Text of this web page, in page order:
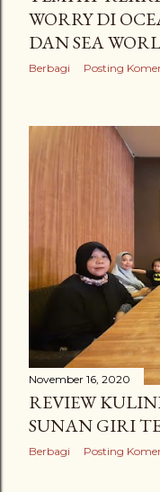
WORRY DI
DAN SEA
Berbagi Posting
November 16, 2020
REVIEW
SUNAN GIRI
Berbagi Posting